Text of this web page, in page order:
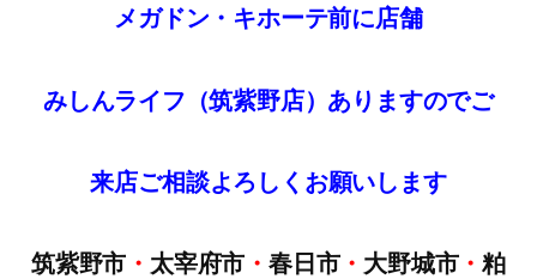
メガドン・キホーテ前に店舗
みしんライフ（筑紫野店）ありますのでご
来店ご相談よろしくお願いします
筑紫野市 ・ 太宰府市 ・ 春日市・ 大野城市・粕